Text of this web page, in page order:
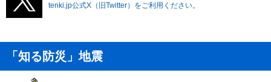
tenki.jp公式X（旧Twitter）をご利用ください。
「知る防災」地震